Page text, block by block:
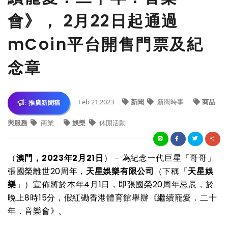
會》， 2月22日起通過
mCoin平台開售門票及紀
念章
推廣新聞稿 Feb 21,2023 新聞 新聞時事 商品
與服務 商業 娛樂 休閒活動
（澳門， 2023年2月21日 ） – 為紀念一代巨星「哥哥」
張國榮離世20周年， 天星娛樂有限公司 （下稱「天星娛
樂」）宣佈將於本年4月1日，即張國榮20周年忌辰，於
晚上8時15分，假紅磡香港體育館舉辦《繼續寵愛．二十
年．音樂會》。